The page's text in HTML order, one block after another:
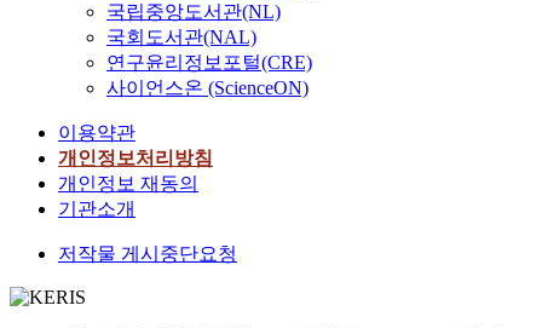
국립중앙도서관(NL)
국회도서관(NAL)
연구윤리정보포털(CRE)
사이언스온 (ScienceON)
이용약관
개인정보처리방침
개인정보 재동의
기관소개
저작물 게시중단요청